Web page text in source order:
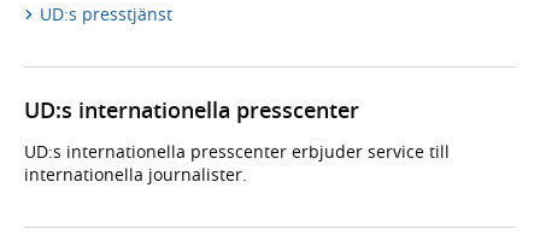
UD:s presstjänst
UD:s internationella presscenter
UD:s internationella presscenter erbjuder service till
internationella journalister.